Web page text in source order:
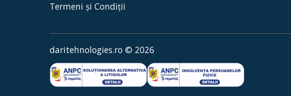
Termeni și Condiții
daritehnologies.ro © 2026